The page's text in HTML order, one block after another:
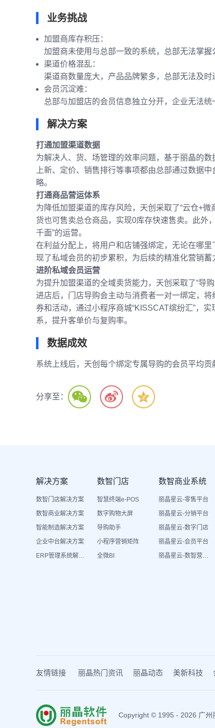
业务挑战
加盟商库存积压：
加盟商未使用与总部一致的系统，总部无法掌
渠道价格混乱：
渠道商数量庞大，产品品牌繁多，总部无法及
会员沉淀难：
总部与加盟店的会员信息独立分开，企业无法
解决方案
打通加盟渠道数据
为解决人、货、场管理的效率问题，基于丽晶的
上新、定价、销售排行等事项都由总部通过数据
略。
打通商品营运体系
为降低加盟渠道的库存风险，天创采取了“云仓+
货也可售卖总仓商品，实现0库存快速售卖。此外
千面”的运营。
在利益分配上，将用户和店铺强绑定，无论在哪
现了私域会员的初步累积，为后续的精准化营销蓄
进阶私域会员运营
为提升加盟渠道的全域卖货能力，天创采取了“导
进店后，门店导购会主动与消费者一对一绑定，
券和活动，通过小程序商城“KISSCAT缤纷汇”，
系，提升客单价与复购率。
数据成效
系统上线后，天创每个绑定专属导购的会员平均
分享至：
解决方案
数智门店解决方案
数智商业解决方案
智能制造解决方案
企业中台解决方案
ERP管理系统解决方案
数智门店
智慧终端e-POS
数字购物大屏
导购助手
小程序营销矩阵
全微BI
数智商业系统
丽晶星云-零售平台
丽晶星云-分销平台
丽晶星云-数字门店
丽晶星云-会员平台
丽晶星云-数智营销活动
友情链接 丽晶热门资讯 丽晶动态 美新科技
Copyright © 1995 - 2026 广州